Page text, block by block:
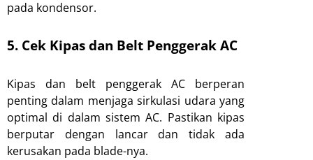
pada kondensor.
5. Cek Kipas dan Belt Penggerak AC
Kipas dan belt penggerak AC berperan
penting dalam menjaga sirkulasi udara yang
optimal di dalam sistem AC. Pastikan kipas
berputar dengan lancar dan tidak ada
kerusakan pada blade-nya.